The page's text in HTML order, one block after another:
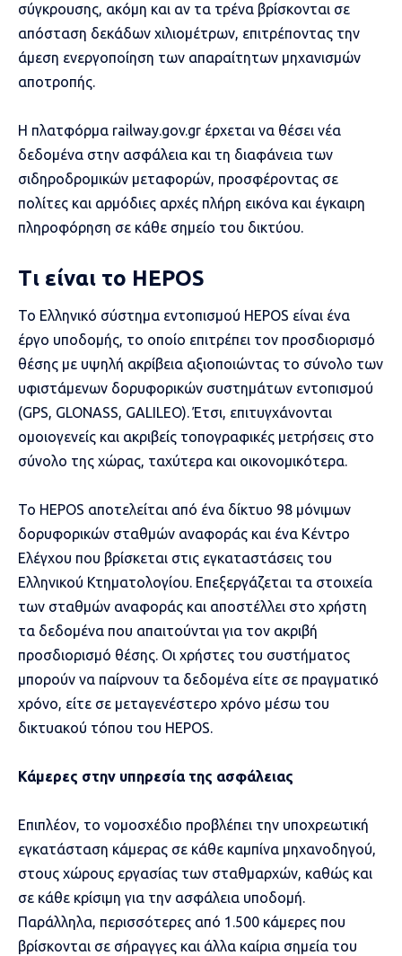
σύγκρουσης, ακόμη και αν τα τρένα βρίσκονται σε
απόσταση δεκάδων χιλιομέτρων, επιτρέποντας την
άμεση ενεργοποίηση των απαραίτητων μηχανισμών
αποτροπής.
Η πλατφόρμα railway.gov.gr έρχεται να θέσει νέα
δεδομένα στην ασφάλεια και τη διαφάνεια των
σιδηροδρομικών μεταφορών, προσφέροντας σε
πολίτες και αρμόδιες αρχές πλήρη εικόνα και έγκαιρη
πληροφόρηση σε κάθε σημείο του δικτύου.
Τι είναι το HEPOS
Το Ελληνικό σύστημα εντοπισμού HEPOS είναι ένα
έργο υποδομής, το οποίο επιτρέπει τον προσδιορισμό
θέσης με υψηλή ακρίβεια αξιοποιώντας το σύνολο των
υφιστάμενων δορυφορικών συστημάτων εντοπισμού
(GPS, GLONASS, GALILEO). Έτσι, επιτυγχάνονται
ομοιογενείς και ακριβείς τοπογραφικές μετρήσεις στο
σύνολο της χώρας, ταχύτερα και οικονομικότερα.
Το HEPOS αποτελείται από ένα δίκτυο 98 μόνιμων
δορυφορικών σταθμών αναφοράς και ένα Κέντρο
Ελέγχου που βρίσκεται στις εγκαταστάσεις του
Ελληνικού Κτηματολογίου. Επεξεργάζεται τα στοιχεία
των σταθμών αναφοράς και αποστέλλει στο χρήστη
τα δεδομένα που απαιτούνται για τον ακριβή
προσδιορισμό θέσης. Οι χρήστες του συστήματος
μπορούν να παίρνουν τα δεδομένα είτε σε πραγματικό
χρόνο, είτε σε μεταγενέστερο χρόνο μέσω του
δικτυακού τόπου του HEPOS.
Κάμερες στην υπηρεσία της ασφάλειας
Επιπλέον, το νομοσχέδιο προβλέπει την υποχρεωτική
εγκατάσταση κάμερας σε κάθε καμπίνα μηχανοδηγού,
στους χώρους εργασίας των σταθμαρχών, καθώς και
σε κάθε κρίσιμη για την ασφάλεια υποδομή.
Παράλληλα, περισσότερες από 1.500 κάμερες που
βρίσκονται σε σήραγγες και άλλα καίρια σημεία του